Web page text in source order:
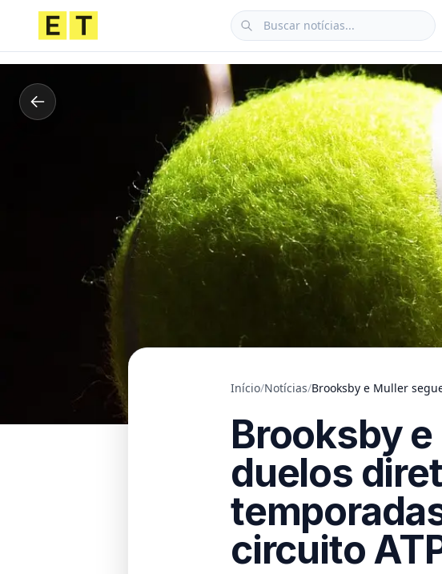
Início/Notícias/Brooksby e Muller
Brooksby
duelos
circuito